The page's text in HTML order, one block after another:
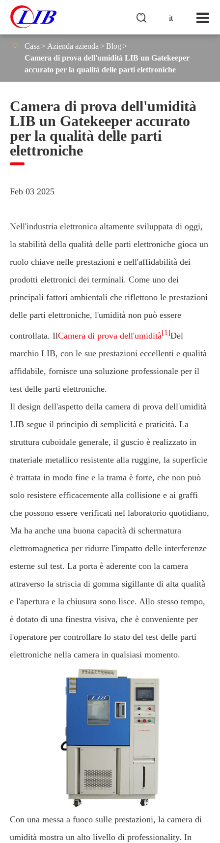
it

 Casa Azienda azienda
Blog
Camera di prova dell'umidità LIB un Gatekeeper
accurato per la qualità delle parti elettroniche
Camera di prova dell'umidità
LIB un Gatekeeper accurato
per la qualità delle parti
elettroniche
Feb 03 2025
Nell'industria elettronica altamente sviluppata di oggi,
la stabilità della qualità delle parti elettroniche gioca un
ruolo chiave nelle prestazioni e nell'affidabilità dei
prodotti elettronici dei terminali. Come uno dei
principali fattori ambientali che riflettono le prestazioni
delle parti elettroniche, l'umidità non può essere
controllata. IlCamera di prova dell'umidità[1]Del
marchio LIB, con le sue prestazioni eccellenti e qualità
affidabile, fornisce una soluzione professionale per il
test delle parti elettroniche.
Il design dell'aspetto della camera di prova dell'umidità
LIB segue il principio di semplicità e praticità. La
struttura cuboidale generale, il guscio è realizzato in
materiale metallico resistente alla ruggine, la superficie
è trattata in modo fine e la trama è forte, che non può
solo resistere efficacemente alla collisione e ai graffi
che possono essere verificati nel laboratorio quotidiano,
Ma ha anche una buona capacità di schermatura
elettromagnetica per ridurre l'impatto delle interferenze
esterne sul test. La porta è aderente con la camera
attraverso la striscia di gomma sigillante di alta qualità
e l'apertura e la chiusura sono lisce. Allo stesso tempo,
è dotato di una finestra visiva, che è conveniente per
l'operatore per controllare lo stato del test delle parti
elettroniche nella camera in qualsiasi momento.
Con una messa a fuoco sulle prestazioni, la camera di
umidità mostra un alto livello di professionality. In